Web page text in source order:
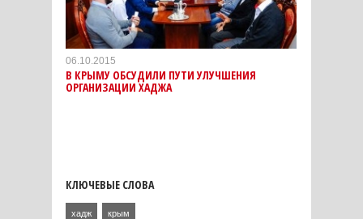
06.10.2015
В КРЫМУ ОБСУДИЛИ ПУТИ УЛУЧШЕНИЯ
ОРГАНИЗАЦИИ ХАДЖА
КЛЮЧЕВЫЕ СЛОВА
хадж крым